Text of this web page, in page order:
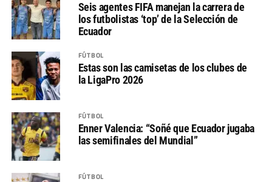
Seis agentes FIFA manejan la carrera de
los futbolistas ‘top’ de la Selección de
Ecuador
FÚTBOL
Estas son las camisetas de los clubes de
la LigaPro 2026
FÚTBOL
Enner Valencia: “Soñé que Ecuador jugaba
las semifinales del Mundial”
FÚTBOL